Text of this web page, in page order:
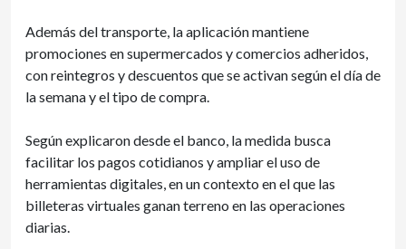
Además del transporte, la aplicación mantiene
promociones en supermercados y comercios adheridos,
con reintegros y descuentos que se activan según el día de
la semana y el tipo de compra.
Según explicaron desde el banco, la medida busca
facilitar los pagos cotidianos y ampliar el uso de
herramientas digitales, en un contexto en el que las
billeteras virtuales ganan terreno en las operaciones
diarias.